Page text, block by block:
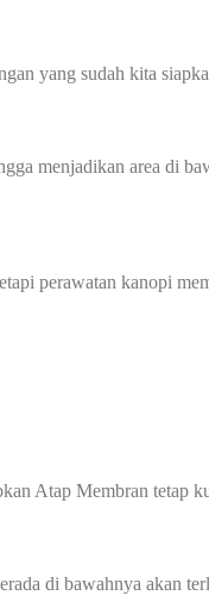
yang sudah kita
menjadikan area di
perawatan kanopi
Atap Membran tetap
di bawahnya akan